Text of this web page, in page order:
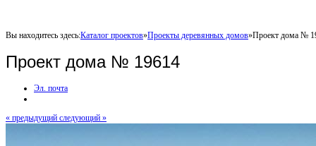
Вы находитесь здесь:Каталог проектов»Проекты деревянных домов»Проект дома №
Проект дома № 19614
Эл. почта
« предыдущий следующий »